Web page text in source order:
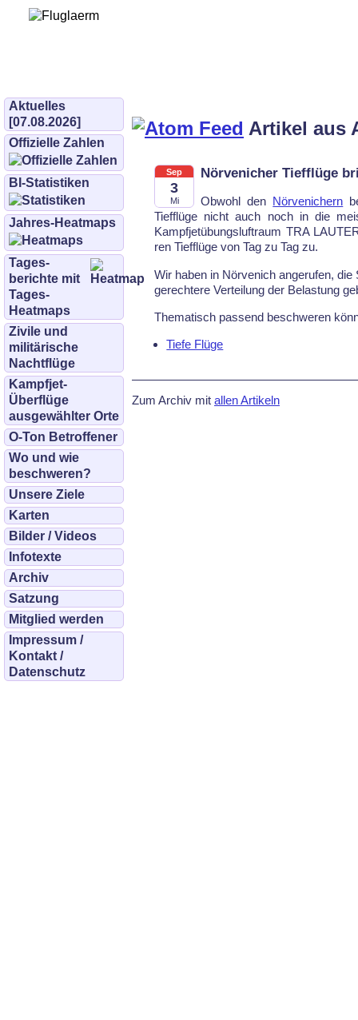
Aktuelles
[07.08.2026]
Offizielle Zahlen
BI-Statistiken
Jahres-Heatmaps
Tages­
berichte mit
Tages-
Heatmaps
Zivile und
militärische
Nachtflüge
Kampfjet-
Überflüge
ausgewählter Orte
O-Ton Betroffener
Wo und wie
beschweren?
Unsere Ziele
Karten
Bilder / Videos
Infotexte
Archiv
Satzung
Mitglied werden
Impressum /
Kontakt /
Datenschutz
Artikel aus
Sep
3
Mi
Nörvenicher Tiefflüge
Ob­wohl den Nörve­ni­chern
Tief­flü­ge nicht auch noch in die
Kampf­jet­übungs­luft­raum TRA
ren Tief­flüge von Tag zu Tag zu.
Wir ha­ben in Nörve­nich an­ge­ru­fen, die
ge­rech­te­re Ver­tei­lung der Be­las­tung
The­ma­tisch pas­send be­schwe­ren
Tiefe Flüge
Zum Archiv mit allen Artikeln